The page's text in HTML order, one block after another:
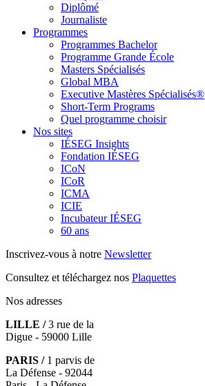
Diplômé
Journaliste
Programmes
Programmes Bachelor
Programme Grande École
Masters Spécialisés
Global MBA
Executive Mastères Spécialisés®
Short-Term Programs
Quel programme choisir
Nos sites
IÉSEG Insights
Fondation IÉSEG
ICoN
ICoR
ICMA
ICIE
Incubateur IÉSEG
60 ans
Inscrivez-vous à notre Newsletter
Consultez et téléchargez nos Plaquettes
Nos adresses
LILLE /3 rue de la
Digue - 59000 Lille
PARIS /1 parvis de
La Défense - 92044